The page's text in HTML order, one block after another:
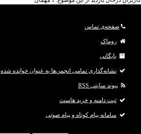
صفحه‌ی تماس
روماک
بایگانی
نشانه‌گذاری تمامی انجمن‌ها به عنوان خوانده شده
پیوند سایتی RSS
ثبت دامنه و خرید هاست
سامانه پیام کوتاه و پیام صوتی